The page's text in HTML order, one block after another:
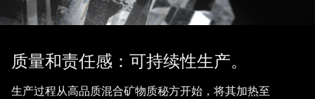
易于清洁和维护
质量和责任感：可持续性生产。
生产过程从高品质混合矿物质秘方开始，将其加热至